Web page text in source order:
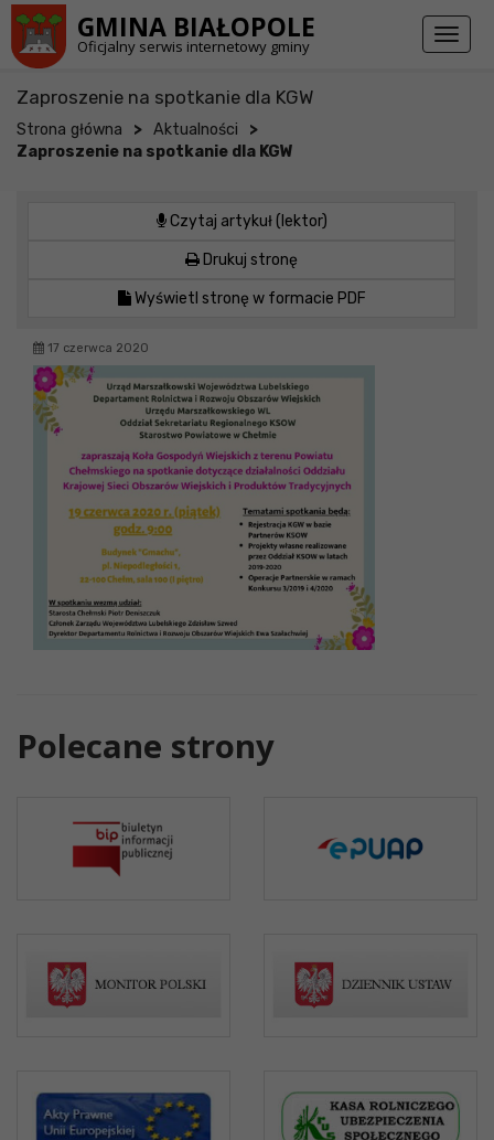
GMINA BIAŁOPOLE
Oficjalny serwis internetowy gminy
Toggle
Zaproszenie na spotkanie dla KGW
Strona główna > Aktualności >
Zaproszenie na spotkanie dla KGW
Czytaj artykuł (lektor)
Drukuj stronę
Wyświetl stronę w formacie PDF
17 czerwca 2020
Polecane strony